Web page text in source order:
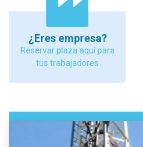
¿Eres empresa?
Reservar plaza aquí para
tus trabajadores